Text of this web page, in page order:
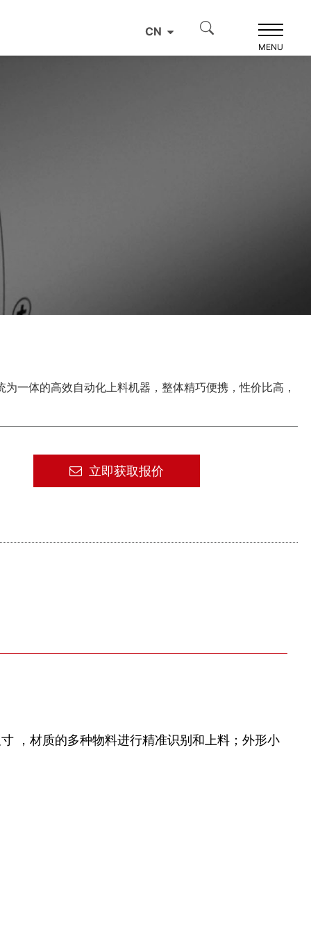
CN
MENU
⼀体的⾼效⾃动化上料机器，整体精巧便携，性价比高，
立即获取报价
，材质的多种物料进⾏精准识别和上料；外形小